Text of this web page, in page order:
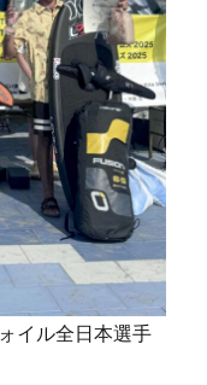
イル全日本選手